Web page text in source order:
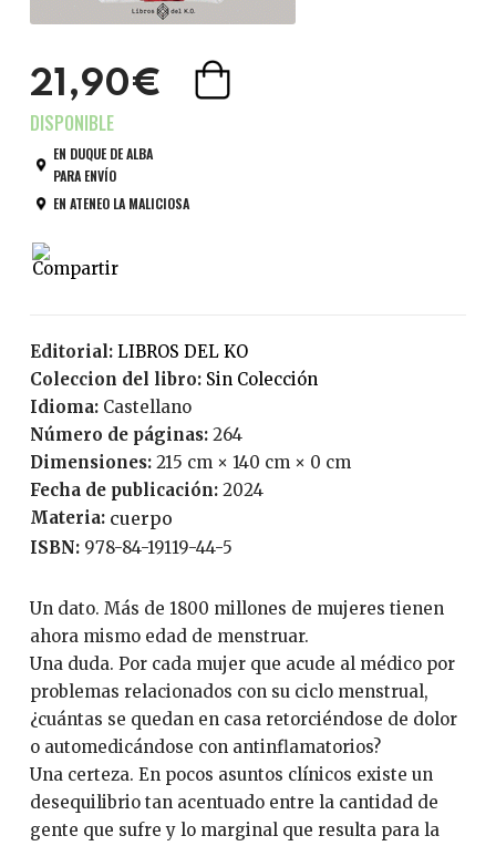
21,90€
EN DUQUE DE ALBA
PARA ENVÍO
EN ATENEO LA MALICIOSA
Editorial:
LIBROS DEL KO
Coleccion del libro:
Sin Colección
Idioma:
Castellano
Número de páginas:
264
Dimensiones: 215 cm × 140 cm × 0 cm
Fecha de publicación:
2024
Materia: cuerpo
ISBN: 978-84-19119-44-5
Un dato. Más de 1800 millones de mujeres tienen
ahora mismo edad de menstruar.
Una duda. Por cada mujer que acude al médico por
problemas relacionados con su ciclo menstrual,
¿cuántas se quedan en casa retorciéndose de dolor
o automedicándose con antinflamatorios?
Una certeza. En pocos asuntos clínicos existe un
desequilibrio tan acentuado entre la cantidad de
gente que sufre y lo marginal que resulta para la